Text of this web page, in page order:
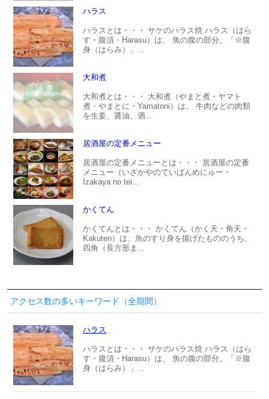
ハラス
ハラスとは・・・ サケのハラス焼 ハラス（はら
す・腹須・Harasu）は、 魚の腹の部分。「※腹
身（はらみ）」...
大和煮
大和煮とは・・・ 大和煮（やまと煮・ヤマト
煮・やまとに・Yamatoni）は、 牛肉などの肉類
を生姜、醤油、酒...
居酒屋の定番メニュー
居酒屋の定番メニューとは・・・ 居酒屋の定番
メニュー（いざかやのていばんめにゅー・
Izakaya no tei...
かくてん
かくてんとは・・・ かくてん（かく天・角天・
Kakuten）は、魚のすり身を揚げたもののうち、
四角（長方形ま...
アクセス数の多いキーワード（全期間）
ハラス
ハラスとは・・・ サケのハラス焼 ハラス（はら
す・腹須・Harasu）は、 魚の腹の部分。「※腹
身（はらみ）」...